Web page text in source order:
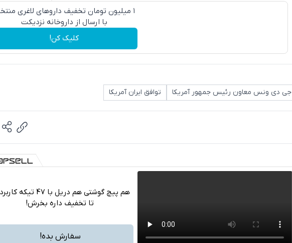
۱ میلیون تومان تخفیف داروهای لاغری
با ارسال از داروخانه نزدیکت
کلیک کن!
جی دی ونس معاون رئیس جمهور آمریکا توافق ایران آمریکا
تلگرام
هم پیچ گوشتی هم دریل با 47
تا تخفیف داره بخرش!
سفارش بده!